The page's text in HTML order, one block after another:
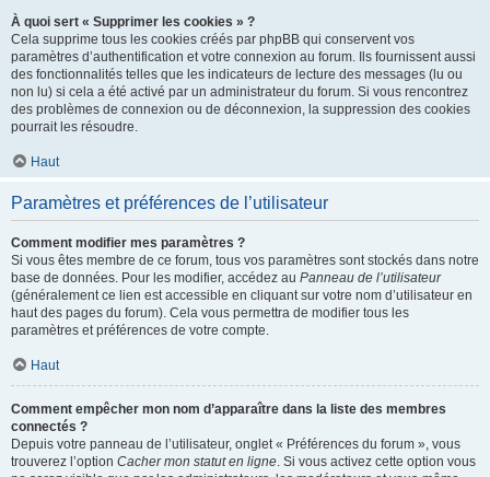
À quoi sert « Supprimer les cookies » ?
Cela supprime tous les cookies créés par phpBB qui conservent vos
paramètres d’authentification et votre connexion au forum. Ils fournissent aussi
des fonctionnalités telles que les indicateurs de lecture des messages (lu ou
non lu) si cela a été activé par un administrateur du forum. Si vous rencontrez
des problèmes de connexion ou de déconnexion, la suppression des cookies
pourrait les résoudre.
Haut
Paramètres et préférences de l’utilisateur
Comment modifier mes paramètres ?
Si vous êtes membre de ce forum, tous vos paramètres sont stockés dans notre
base de données. Pour les modifier, accédez au Panneau de l’utilisateur
(généralement ce lien est accessible en cliquant sur votre nom d’utilisateur en
haut des pages du forum). Cela vous permettra de modifier tous les
paramètres et préférences de votre compte.
Haut
Comment empêcher mon nom d’apparaître dans la liste des membres
connectés ?
Depuis votre panneau de l’utilisateur, onglet « Préférences du forum », vous
trouverez l’option Cacher mon statut en ligne. Si vous activez cette option vous